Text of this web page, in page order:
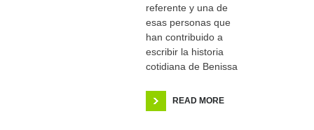
referente y una de
esas personas que
han contribuido a
escribir la historia
cotidiana de Benissa
READ MORE